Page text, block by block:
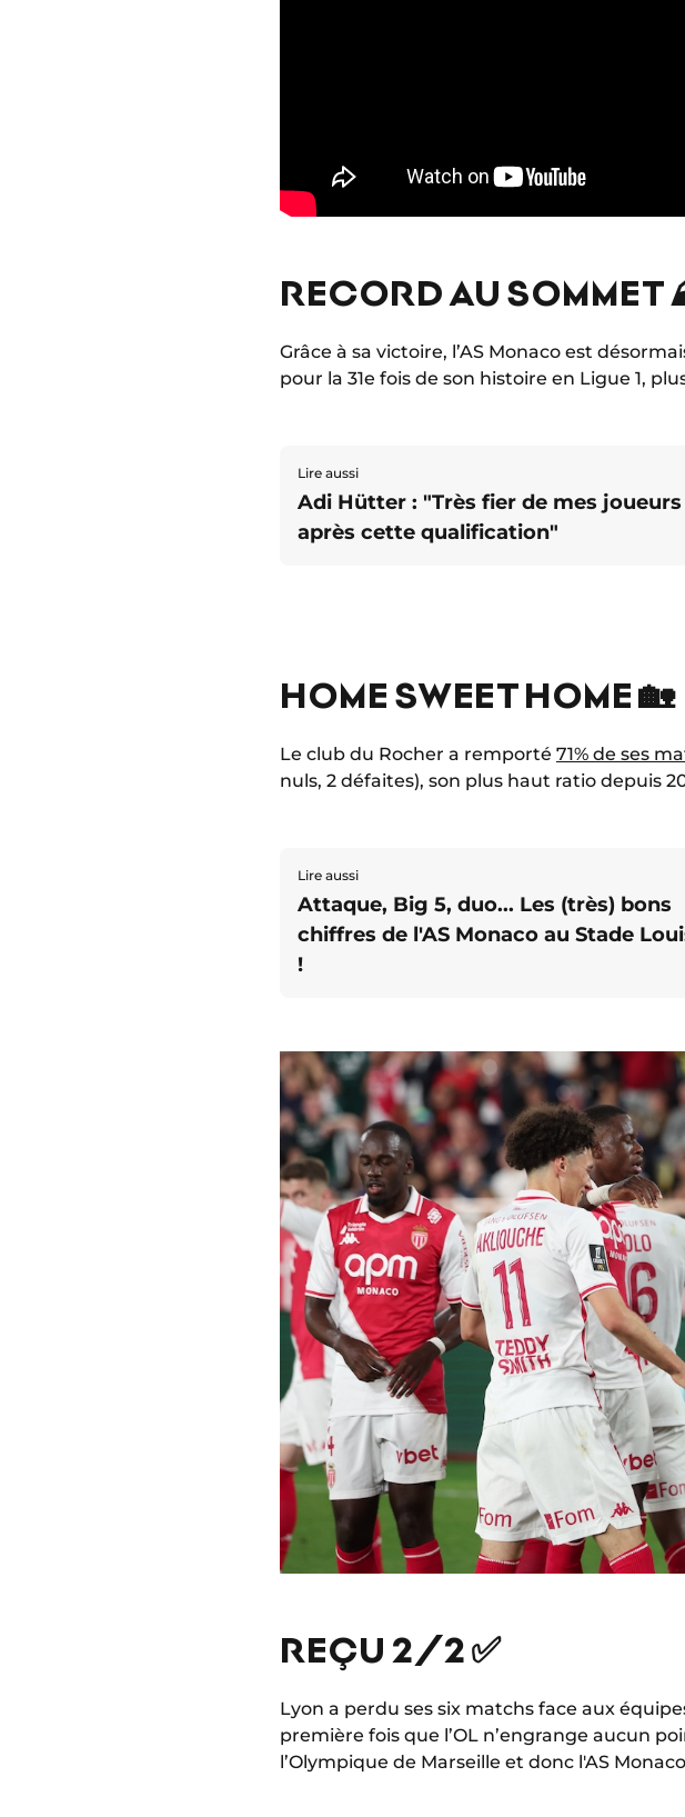
RECORD AU SOMMET
Grâce à sa victoire, l’AS Monaco est
pour la 31e fois de son histoire en Ligue 1,
Lire aussi
Adi Hütter : "Très fier de mes joueurs
après cette qualification"
HOME SWEET HOME 🏡
Le club du Rocher a remporté 71% de ses
nuls, 2 défaites), son plus haut ratio depuis
Lire aussi
Attaque, Big 5, duo... Les (très) bons
chiffres de l'AS Monaco au Stade
!
REÇU 2/2 ✅
Lyon a perdu ses six matchs face aux
première fois que l’OL n’engrange aucun
l’Olympique de Marseille et donc l'AS